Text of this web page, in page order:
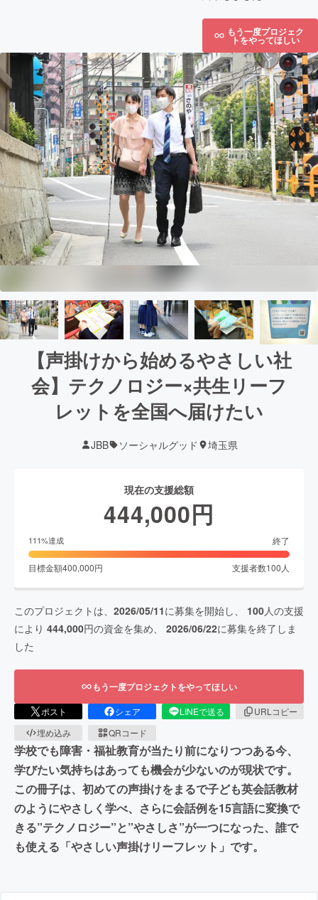
もう一度プロジェク
トをやってほしい
【声掛けから始めるやさしい社
会】テクノロジー×共生リーフ
レットを全国へ届けたい
JBB ソーシャルグッド 埼玉県
現在の支援総額
444,000円
111%達成 終了
目標金額400,000円 支援者数100 人
このプロジェクトは、 2026/05/11に募集を開始し、 100人の支援
により 444,000円の資金を集め、 2026/06/22に募集を終了しま
した
もう一度プロジェクトをやってほしい
ポスト シェア LINEで送る
URLコピー
埋め込み
QRコード
学校でも障害・福祉教育が当たり前になりつつある今、
学びたい気持ちはあっても機会が少ないのが現状です。
この冊子は、初めての声掛けをまるで子ども英会話教材
のようにやさしく学べ、さらに会話例を15言語に変換で
きる”テクノロジー”と”やさしさ”が一つになった、誰で
も使える「やさしい声掛けリーフレット」です。